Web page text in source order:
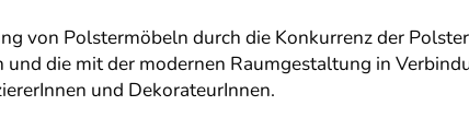
von Polstermöbeln durch die Konkurrenz der
die mit der modernen Raumgestaltung in
und DekorateurInnen.